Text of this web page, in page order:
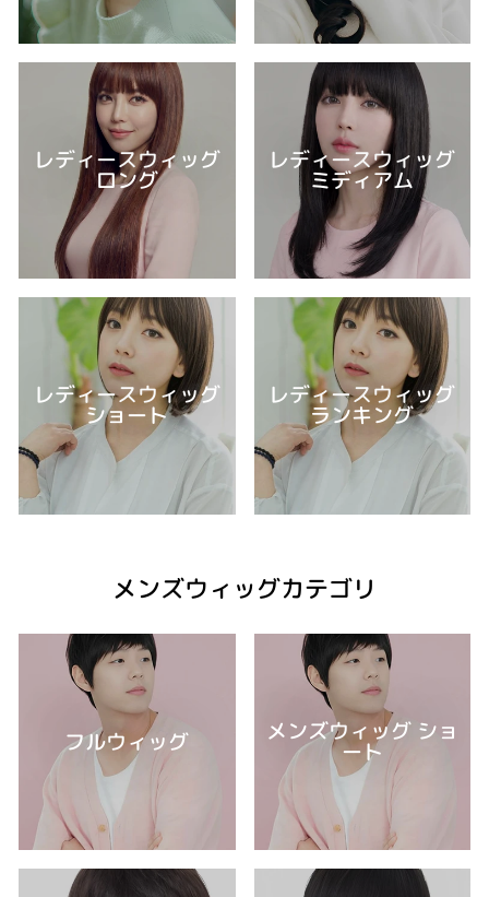
レディースウィッグ
ロング
レディースウィッグ
ミディアム
レディースウィッグ
ショート
レディースウィッグ
ランキング
メンズウィッグカテゴリ
フルウィッグ メンズウィッグ ショ
ート